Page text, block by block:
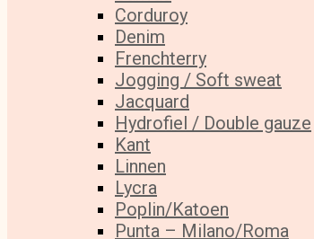
Corduroy
Denim
Frenchterry
Jogging / Soft sweat
Jacquard
Hydrofiel / Double gauze
Kant
Linnen
Lycra
Poplin/Katoen
Punta – Milano/Roma